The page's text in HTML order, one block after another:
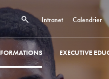
Intranet Calendrier
FORMATIONS EXECUTIVE